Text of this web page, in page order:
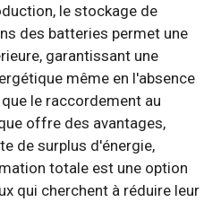
le stockage de
des batteries permet une
garantissant une
même en l'absence
le raccordement au
offre des avantages,
de surplus d'énergie,
totale est une option
qui cherchent à réduire leur